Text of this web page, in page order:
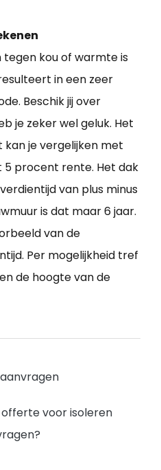
kou of warmte is
in een zeer
Beschik jij over
je zeker wel geluk. Het
je vergelijken met
procent rente. Het dak
van plus minus
is dat maar 6 jaar.
van de
Per mogelijkheid tref
de hoogte van de
voor isoleren